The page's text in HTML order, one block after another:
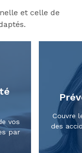
et celle de
vos
par
Couvre
des